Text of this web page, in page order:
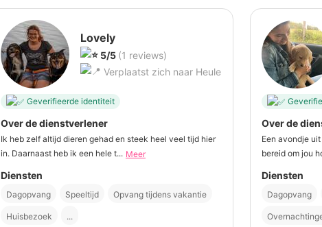
Lovely
5/5 (1 reviews)
Verplaatst zich naar Heule
Geverifieerde identiteit
Over de dienstverlener
Ik heb zelf altijd dieren gehad en steek heel veel tijd hier
in. Daarnaast heb ik een hele t... Meer
Diensten
Dagopvang Speeltijd Opvang tijdens vakantie
Huisbezoek ...
Over de
Een avondje
bereid om jou
Diensten
Dagopvang